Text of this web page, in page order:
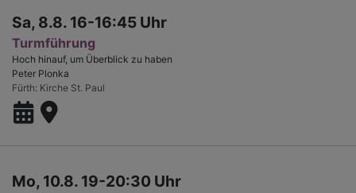
Sa, 8.8. 16-16:45 Uhr
Turmführung
Hoch hinauf, um Überblick zu haben
Peter Plonka
Fürth Kirche St. Paul
Mo, 10.8. 19-20:30 Uhr